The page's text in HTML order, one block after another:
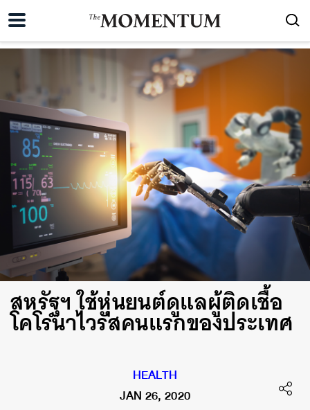
สหรัฐฯ ใช้หุ่นยนต์ดูแลผู้ติดเชื้อ
โคโรนาไวรัสคนแรกของประเทศ
HEALTH
JAN 26, 2020